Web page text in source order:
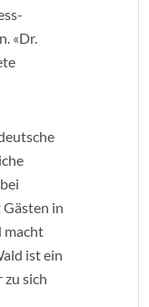
«Dr.
in
macht
ist ein
zu sich